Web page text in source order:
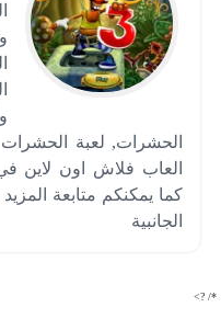
الحشرات, لعبة
كما يمكنكم متابعة
الجانبية
*/ ?>